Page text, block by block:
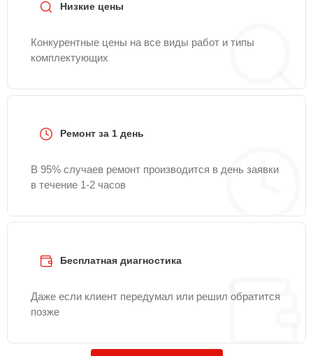
Низкие цены
Конкурентные цены на все виды работ и типы
комплектующих
Ремонт за 1 день
В 95% случаев ремонт производится в день заявки
в течение 1-2 часов
Бесплатная диагностика
Даже если клиент передумал или решил обратится
позже